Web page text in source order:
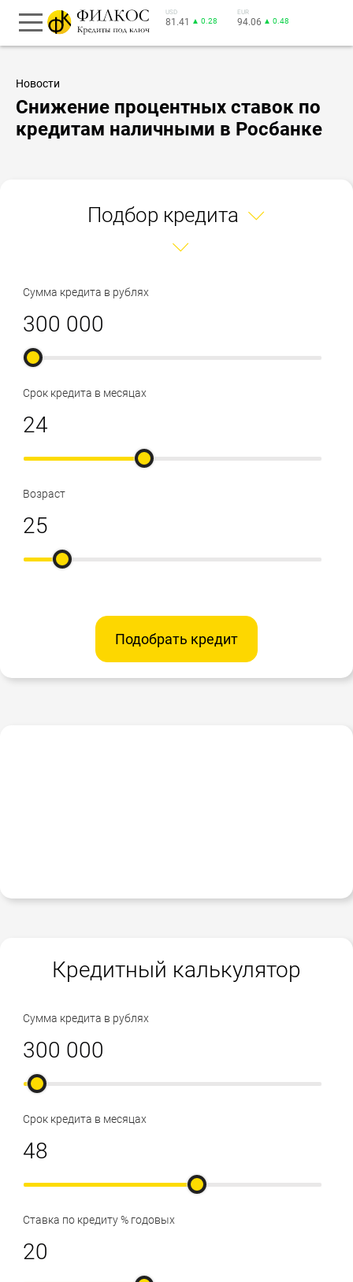
USD
81.41 ▲ 0.28
EUR
94.06 ▲ 0.48
Новости
Снижение процентных ставок по
кредитам наличными в Росбанке
Подбор кредита
Сумма кредита в рублях
Срок кредита в месяцах
Возраст
Подобрать кредит
Кредитный калькулятор
Сумма кредита в рублях
Срок кредита в месяцах
Ставка по кредиту % годовых